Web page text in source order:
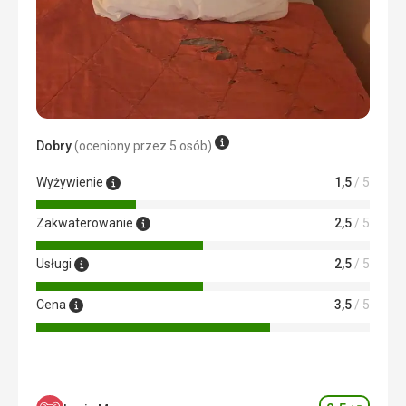
Dobry(oceniony przez 5 osób)
Wyżywienie 1,5 / 5
Zakwaterowanie 2,5 / 5
Usługi 2,5 / 5
Cena 3,5 / 5